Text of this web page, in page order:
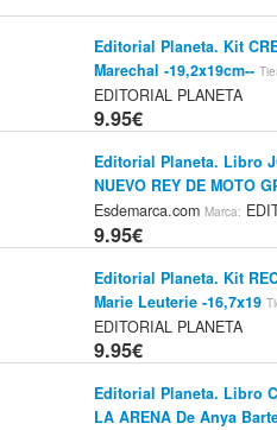
Editorial Planeta. Kit
Marechal -19,2x19cm--
EDITORIAL PLANETA
9.95€
Editorial Planeta. Libro
NUEVO REY DE MOTO
Esdemarca.com Marca:
9.95€
Editorial Planeta. Kit
Marie Leuterie -16,7x19
EDITORIAL PLANETA
9.95€
Editorial Planeta. Libro
LA ARENA De Anya